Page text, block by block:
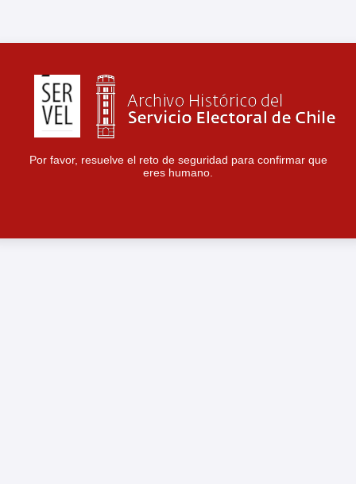
Por favor, resuelve el reto de seguridad para confirmar que
eres humano.